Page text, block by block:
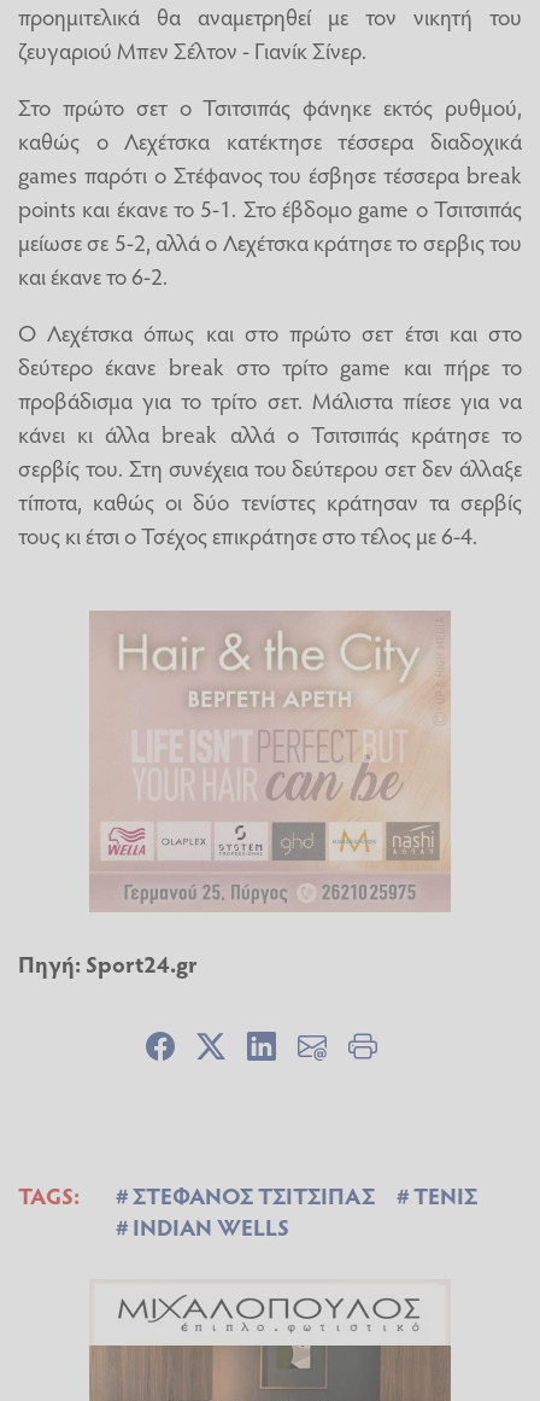
προημιτελικά θα αναμετρηθεί με τον νικητή του
ζευγαριού Μπεν Σέλτον - Γιανίκ Σίνερ.
Στο πρώτο σετ ο Τσιτσιπάς φάνηκε εκτός ρυθμού,
καθώς ο Λεχέτσκα κατέκτησε τέσσερα διαδοχικά
games παρότι ο Στέφανος του έσβησε τέσσερα break
points και έκανε το 5-1. Στο έβδομο game ο Τσιτσιπάς
μείωσε σε 5-2, αλλά ο Λεχέτσκα κράτησε το σερβις του
και έκανε το 6-2.
Ο Λεχέτσκα όπως και στο πρώτο σετ έτσι και στο
δεύτερο έκανε break στο τρίτο game και πήρε το
προβάδισμα για το τρίτο σετ. Μάλιστα πίεσε για να
κάνει κι άλλα break αλλά ο Τσιτσιπάς κράτησε το
σερβίς του. Στη συνέχεια του δεύτερου σετ δεν άλλαξε
τίποτα, καθώς οι δύο τενίστες κράτησαν τα σερβίς
τους κι έτσι ο Τσέχος επικράτησε στο τέλος με 6-4.
Πηγή: Sport24.gr
TAGS: ΣΤΕΦΑΝΟΣ ΤΣΙΤΣΙΠΑΣ
ΤΕΝΙΣ
INDIAN WELLS